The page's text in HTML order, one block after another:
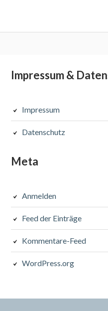
Subsidiary
Impressum &
Impressum
Datenschutz
Meta
Anmelden
Feed der Einträge
Kommentare-Feed
WordPress.org